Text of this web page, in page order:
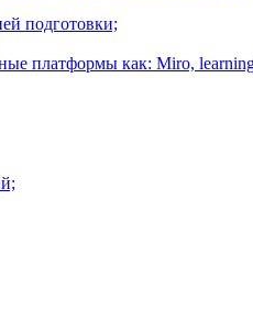
подготовки;
платформы как: Miro,